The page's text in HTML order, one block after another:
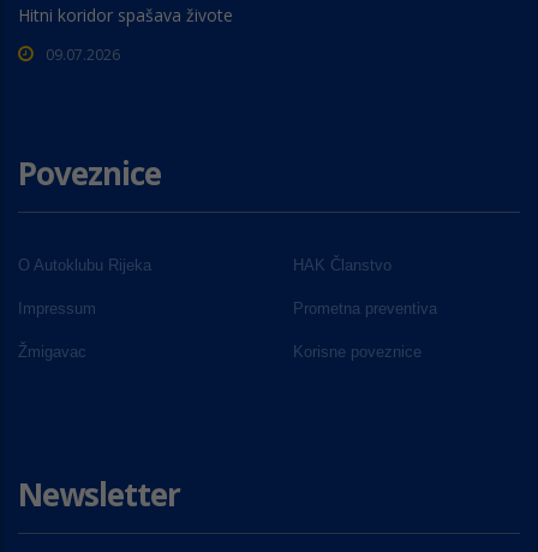
Hitni koridor spašava živote
09.07.2026
Poveznice
O Autoklubu Rijeka HAK Članstvo
Impressum Prometna preventiva
Žmigavac Korisne poveznice
Newsletter